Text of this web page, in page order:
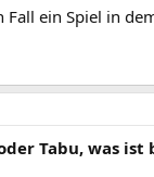
Fall ein Spiel in
Tabu, was ist